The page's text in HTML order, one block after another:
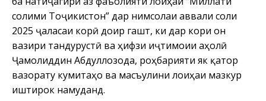
солими Тоҷикистон” дар нимсолаи аввали соли
2025 ҷаласаи корӣ доир гашт, ки дар кори он
вазири тандурустӣ ва ҳифзи иҷтимоии аҳолӣ
Ҷамолиддин Абдуллозода, роҳбарияти як қатор
вазорату кумитаҳо ва масъулини лоиҳаи мазкур
иштирок намуданд.